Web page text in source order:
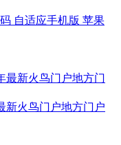
自适应手机版 苹果
新火鸟门户地方门户